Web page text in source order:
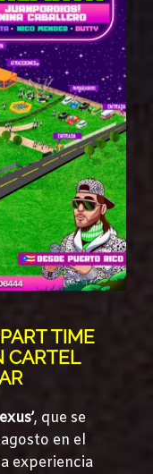
TIME
CARTEL
, que se
en el
experiencia